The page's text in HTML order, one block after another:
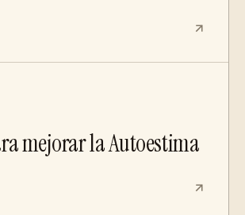
mejorar la Autoestima